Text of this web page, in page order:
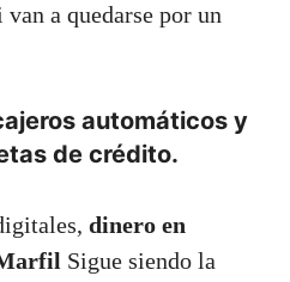
a quedarse por un
automáticos y
de crédito.
dinero en
Sigue siendo la